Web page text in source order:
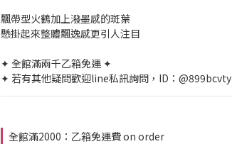
飄帶型火鶴加上潑墨感的斑葉
懸掛起來整體飄逸感更引人注目
✦ 全館滿兩千乙箱免運 ✦
✦ 若有其他疑問歡迎line私訊詢問，ID：@899bcvty
全館滿2000：乙箱免運費 on order